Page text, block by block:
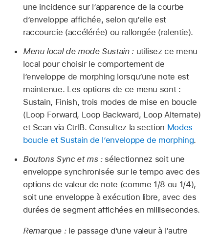
une incidence sur l’apparence de la courbe
d’enveloppe affichée, selon qu’elle est
raccourcie (accélérée) ou rallongée (ralentie).
Menu local de mode Sustain :utilisez ce menu
local pour choisir le comportement de
l’enveloppe de morphing lorsqu’une note est
maintenue. Les options de ce menu sont :
Sustain, Finish, trois modes de mise en boucle
(Loop Forward, Loop Backward, Loop Alternate)
et Scan via CtrlB. Consultez la section Modes
boucle et Sustain de l’enveloppe de morphing.
Boutons Sync et ms :sélectionnez soit une
enveloppe synchronisée sur le tempo avec des
options de valeur de note (comme 1/8 ou 1/4),
soit une enveloppe à exécution libre, avec des
durées de segment affichées en millisecondes.
Remarque : le passage d’une valeur à l’autre